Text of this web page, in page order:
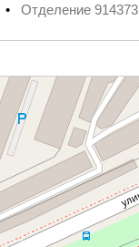
• Отделение 914373